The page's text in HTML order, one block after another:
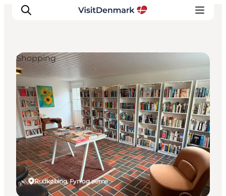
Inspiration
Destinationer
Oplevelser
Overnatning
Planlæg ferien
Rudkøbing, Fyn og øerne
Shopping